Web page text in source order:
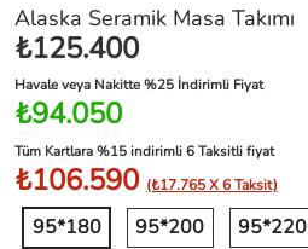
Alaska Seramik Masa Takımı
₺125.400
Havale veya Nakitte %25 İndirimli Fiyat
₺94.050
Tüm Kartlara %15 indirimli 6 Taksitli fiyat
₺106.590 (₺17.765 X 6 Taksit)
95*180 95*200 95*220